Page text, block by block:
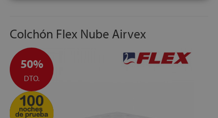
Colchón Flex Nube Airvex
50%
DTO.